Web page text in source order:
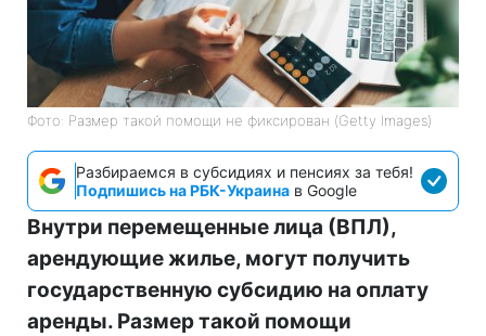
Фото: Размер такой помощи не фиксирован (Getty Images)
Разбираемся в субсидиях и пенсиях за тебя!
Подпишись на РБК-Украина в Google
Внутри перемещенные лица (ВПЛ),
арендующие жилье, могут получить
государственную субсидию на оплату
аренды. Размер такой помощи